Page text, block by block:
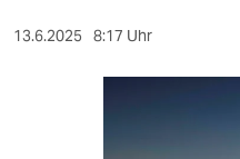
berlin
13.6.2025 8:17 Uhr